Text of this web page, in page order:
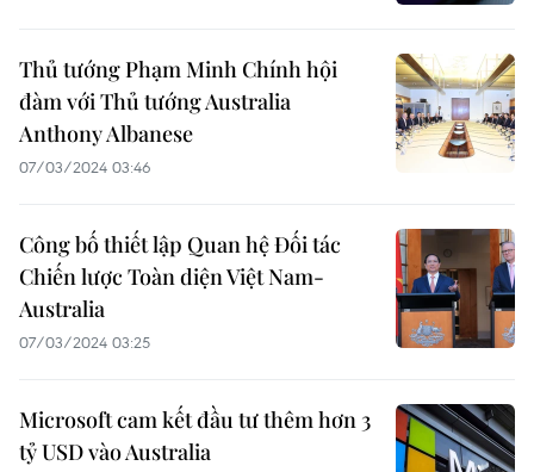
Thủ tướng Phạm Minh Chính hội
đàm với Thủ tướng Australia
Anthony Albanese
07/03/2024 03:46
Công bố thiết lập Quan hệ Đối tác
Chiến lược Toàn diện Việt Nam-
Australia
07/03/2024 03:25
Microsoft cam kết đầu tư thêm hơn 3
tỷ USD vào Australia